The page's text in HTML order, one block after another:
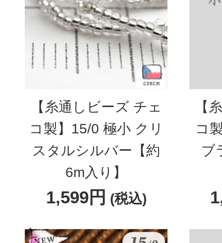
【糸通しビーズ チェ
コ製】15/0 極小 クリ
スタルシルバー【約
6m入り】
1,599円 (税込)
【
コ
ブ